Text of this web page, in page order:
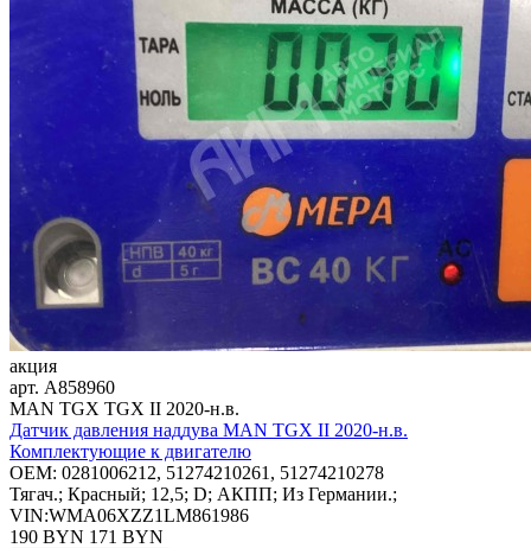
акция
арт. A858960
MAN TGX TGX II 2020-н.в.
Датчик давления наддува MAN TGX II 2020-н.в.
Комплектующие к двигателю
OEM: 0281006212, 51274210261, 51274210278
Тягач.; Красный; 12,5; D; АКПП; Из Германии.;
VIN:WMA06XZZ1LM861986
190 BYN 171 BYN